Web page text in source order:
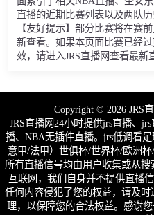
直播的近期比赛列表以及两队历
【友好提示】部分比赛将在赛
新查看。如果本页面比赛已经
效，请进入JRS直播网查看最新
Copyright © 2026 JRS
JRS直播网24小时提供jrs直播、
播、NBA无插件直播。jrs低调看
意甲/法甲）世俱杯/世界杯/欧洲
所有直播信号均由用户收集或从
互联网，我们自身并不提供直播
任何内容侵犯了您的权益，请及
理，以保障您的合法权益。感谢